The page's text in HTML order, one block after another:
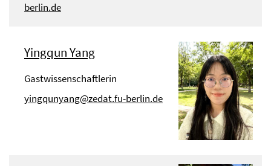
berlin.de
Yingqun Yang
Gastwissenschaftlerin
yingqunyang@zedat.fu-berlin.de